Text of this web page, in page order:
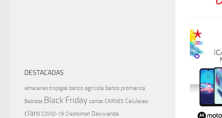
DESTACADAS
almacenes tropigas banco agricola banco promerica
Bebidas Black Friday camas CARNES Celulares
claro COVID-19 Credisiman Davivienda